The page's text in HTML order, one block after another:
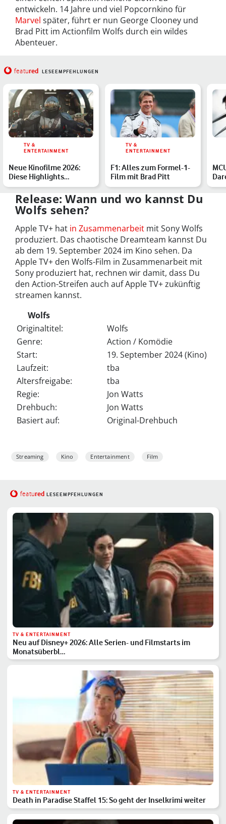
entwickeln. 14 Jahre und viel Popcornkino für
Marvel später, führt er nun George Clooney und
Brad Pitt im Actionfilm Wolfs durch ein wildes
Abenteuer.
featured LESEEMPFEHLUNGEN
TV &
ENTERTAINMENT
Neue Kinofilme 2026:
Diese Highlights
erwarten Dich
TV &
ENTERTAINMENT
F1: Alles zum Formel-1-
Film mit Brad Pitt
Release: Wann und wo kannst Du
Wolfs sehen?
Apple TV+ hat in Zusammenarbeit mit Sony Wolfs
produziert. Das chaotische Dreamteam kannst Du
ab dem 19. September 2024 im Kino sehen. Da
Apple TV+ den Wolfs-Film in Zusammenarbeit mit
Sony produziert hat, rechnen wir damit, dass Du
den Action-Streifen auch auf Apple TV+ zukünftig
streamen kannst.
Wolfs
Originaltitel:
Wolfs
Genre:
Action / Komödie
Start:
19. September 2024 (Kino)
Laufzeit:
tba
Altersfreigabe:
tba
Regie:
Jon Watts
Drehbuch:
Jon Watts
Basiert auf:
Original-Drehbuch
Streaming Kino Entertainment Film
featured LESEEMPFEHLUNGEN
TV & ENTERTAINMENT
Neu auf Disney+ 2026: Alle Serien- und Filmstarts im
Monatsüberbl…
TV & ENTERTAINMENT
Death in Paradise Staffel 15: So geht der Inselkrimi weiter